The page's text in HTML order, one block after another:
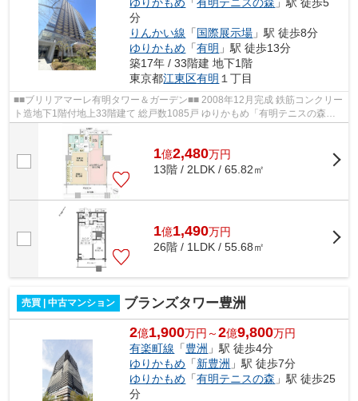
分
りんかい線 「国際展示場 」駅 徒歩8分
ゆりかもめ 「有明 」駅 徒歩13分
築17年 / 33階建 地下1階
東京都江東区有明 １丁目
■■ブリリアマーレ有明タワー＆ガーデン■■ 2008年12月完成 鉄筋コンクリー
ト造地下1階付地上33階建て 総戸数1085戸 ゆりかもめ「有明テニスの森」
駅徒歩5分 りんかい線「国際展示場」...
1億2,480万円
13階 / 2LDK / 65.82㎡
1億1,490万円
26階 / 1LDK / 55.68㎡
売買 | 中古マンション ブランズタワー豊洲
2億1,900万円～2億9,800万円
有楽町線 「豊洲 」駅 徒歩4分
ゆりかもめ 「新豊洲 」駅 徒歩7分
ゆりかもめ 「有明テニスの森 」駅 徒歩25
分